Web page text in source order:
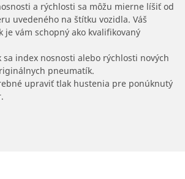
a rýchlosti sa môžu mierne líšiť od
uvedeného na štítku vozidla. Váš
je vám schopný ako kvalifikovaný
sa index nosnosti alebo rýchlosti nových
pneumatík.
upraviť tlak hustenia pre ponúknutý